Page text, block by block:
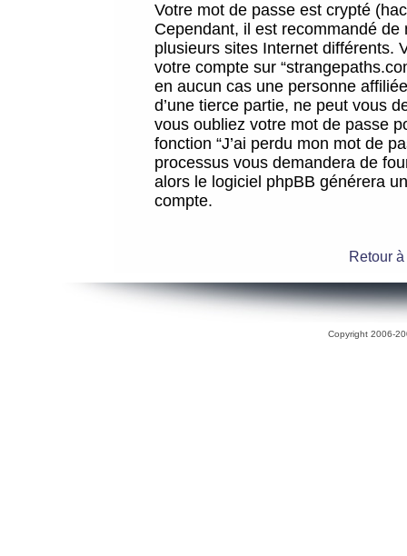
Votre mot de passe est crypté
Cependant, il est recommandé
plusieurs sites Internet différents.
votre compte sur
en aucun cas une personne
d’une tierce partie, ne peut vous
vous oubliez votre mot de passe
fonction “J’ai perdu mon mot de
processus vous demandera de
alors le logiciel phpBB générera
compte.
Retour
Copyright 2006-